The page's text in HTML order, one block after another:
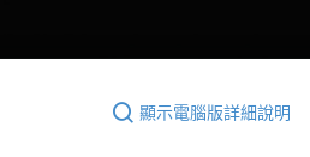
顯示電腦版詳細說明